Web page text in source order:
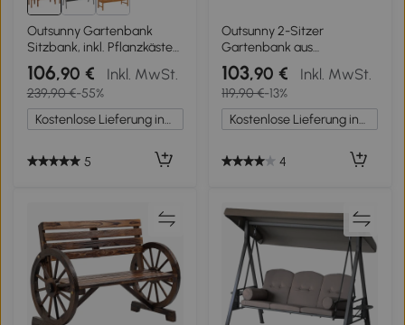
Outsunny Gartenbank
Sitzbank, inkl. Pflanzkästen,
Holz, 184 cm x 59 cm x 95
cm, Braun
106,90 € Inkl. MwSt.
239,90 €-55%
Kostenlose Lieferung innerhalb Deutschlands
5
Outsunny 2-Sitzer
Gartenbank aus
Fichtenholz mit Latten,
150x57x93 cm, Farbe Teak
103,90 € Inkl. MwSt.
119,90 €-13%
Kostenlose Lieferung innerhalb Deutschlands
4